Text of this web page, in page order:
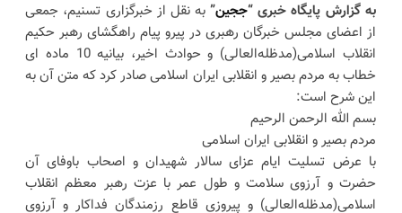
به گزارش پایگاه خبری “ججین” به نقل از خبرگزاری تسنیم، جمعی
از اعضای مجلس خبرگان رهبری در پیرو پیام راهگشای رهبر حکیم
انقلاب اسلامی(مدظله‌العالی) و حوادث اخیر، بیانیه 10 ماده ای
خطاب به مردم بصیر و انقلابی ایران اسلامی صادر کرد که متن آن به
این شرح است:
بسم الله الرحمن الرحیم
مردم بصیر و انقلابی ایران اسلامی
با عرض تسلیت ایام عزای سالار شهیدان و اصحاب باوفای آن
حضرت و آرزوی سلامت و طول عمر با عزت رهبر معظم انقلاب
اسلامی(مدظله‌العالی) و پیروزی قاطع رزمندگان فداکار و آرزوی